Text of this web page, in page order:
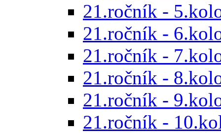
21.ročník -
21.ročník -
21.ročník -
21.ročník -
21.ročník -
21.ročník -